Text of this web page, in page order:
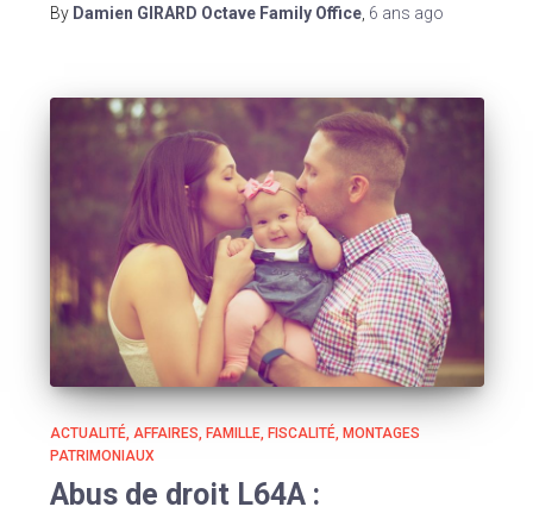
By Damien GIRARD Octave Family Office, 6 ans ago
ACTUALITÉ AFFAIRES FAMILLE FISCALITÉ MONTAGES
PATRIMONIAUX
Abus de droit L64A :